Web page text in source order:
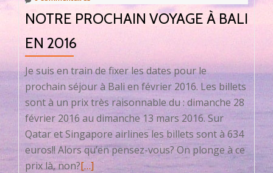
NOTRE PROCHAIN VOYAGE À BALI
EN 2016
Je suis en train de fixer les dates pour le
prochain séjour à Bali en février 2016. Les billets
sont à un prix très raisonnable du : dimanche 28
février 2016 au dimanche 13 mars 2016. Sur
Qatar et Singapore airlines les billets sont à 634
euros!! Alors qu’en pensez-vous? On plonge à ce
prix là, non?En
[…]